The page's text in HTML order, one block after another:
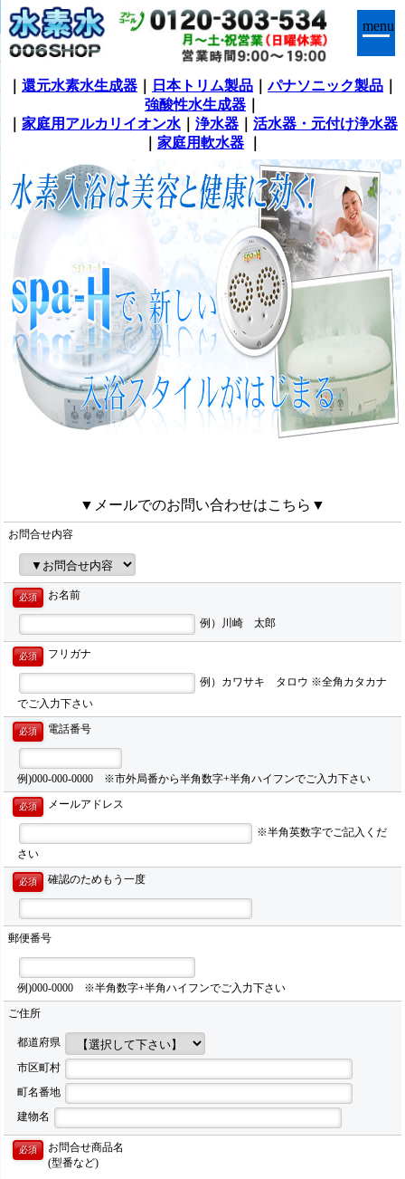
menu
還元水素水生成器 日本トリム製品 ｜パナソニック製品
強酸性水生成器
家庭用アルカリイオン水 浄水器
活水器・元付け浄水器
家庭用軟水器
▼メールでのお問い合わせはこちら▼
お問合せ内容
必須 お名前
例）川崎 太郎
必須 フリガナ
例）カワサキ タロウ ※全角カタカナ
でご入力下さい
必須 電話番号
例)000-000-0000 ※市外局番から半角数字+半角ハイフンでご入力下さい
必須 メールアドレス
※半角英数字でご記入くだ
さい
必須 確認のためもう一度
郵便番号
例)000-0000 ※半角数字+半角ハイフンでご入力下さい
ご住所
都道府県
市区町村
町名番地
建物名
必須
お問合せ商品名
(型番など)